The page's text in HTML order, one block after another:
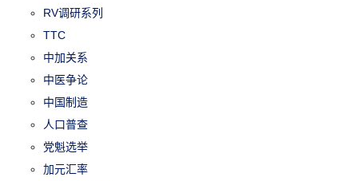
RV调研系列
TTC
中加关系
中医争论
中国制造
人口普查
党魁选举
加元汇率